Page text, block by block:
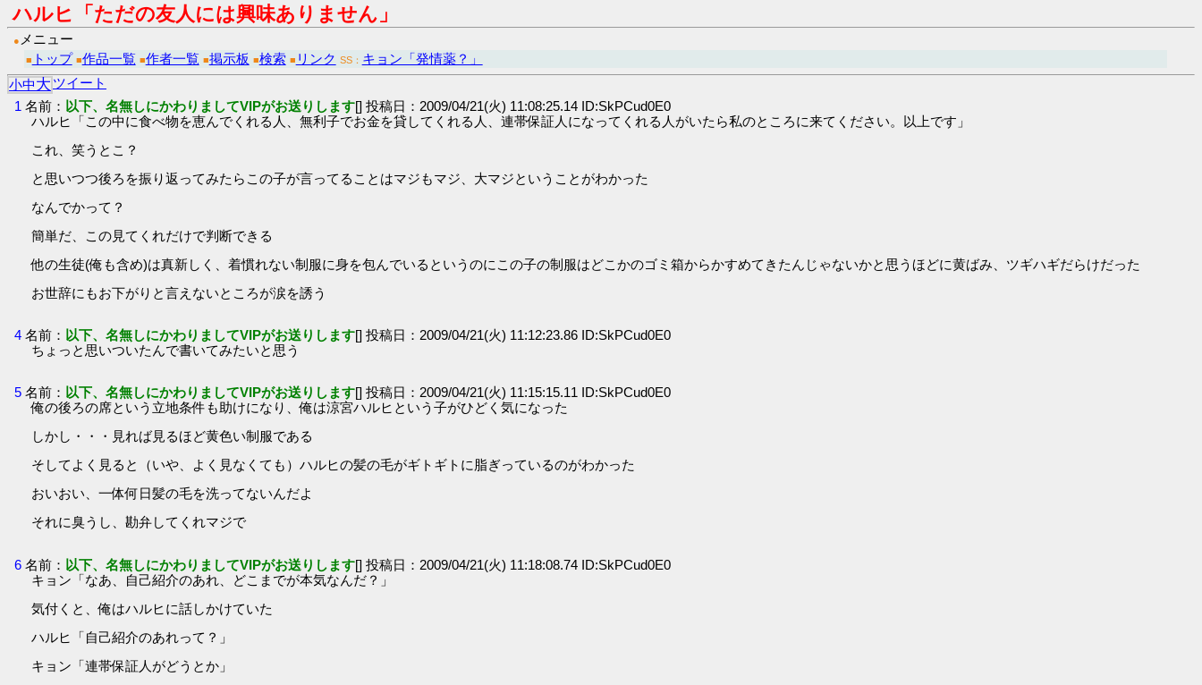
ハルヒ「ただの友人には興味ありません」
● メニュー
■ トップ ■作品一覧 ■作者一覧 ■掲示板 ■検索 ■ リンク SS： キョン「発情薬？」
小中大 ツイート
1 名前： 以下、名無しにかわりましてVIPがお送りします[] 投稿日：2009/04/21(火) 11:08:25.14 ID:SkPCud0E0
ハルヒ「この中に食べ物を恵んでくれる人、無利子でお金を貸してくれる人、連帯保証人になってくれる人がいたら私のところに来てください。以上です」
これ、笑うとこ？
と思いつつ後ろを振り返ってみたらこの子が言ってることはマジもマジ、大マジということがわかった
なんでかって？
簡単だ、この見てくれだけで判断できる
他の生徒(俺も含め)は真新しく、着慣れない制服に身を包んでいるというのにこの子の制服はどこかのゴミ箱からかすめてきたんじゃないかと思うほどに黄ばみ、ツギハギだらけだった
お世辞にもお下がりと言えないところが涙を誘う
4 名前： 以下、名無しにかわりましてVIPがお送りします[] 投稿日：2009/04/21(火) 11:12:23.86 ID:SkPCud0E0
ちょっと思いついたんで書いてみたいと思う
5 名前： 以下、名無しにかわりましてVIPがお送りします[] 投稿日：2009/04/21(火) 11:15:15.11 ID:SkPCud0E0
俺の後ろの席という立地条件も助けになり、俺は涼宮ハルヒという子がひどく気になった
しかし・・・見れば見るほど黄色い制服である
そしてよく見ると（いや、よく見なくても）ハルヒの髪の毛がギトギトに脂ぎっているのがわかった
おいおい、一体何日髪の毛を洗ってないんだよ
それに臭うし、勘弁してくれマジで
6 名前： 以下、名無しにかわりましてVIPがお送りします[] 投稿日：2009/04/21(火) 11:18:08.74 ID:SkPCud0E0
キョン「なあ、自己紹介のあれ、どこまでが本気なんだ？」
気付くと、俺はハルヒに話しかけていた
ハルヒ「自己紹介のあれって？」
キョン「連帯保証人がどうとか」